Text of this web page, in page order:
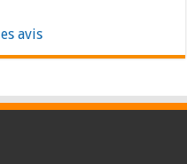
avis